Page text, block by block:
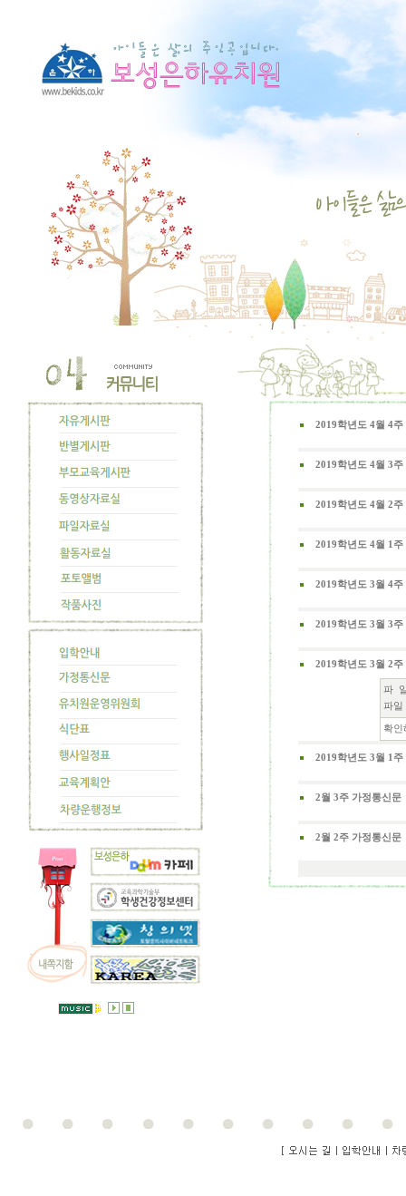
2019학년도 4월 4주
2019학년도 4월 3주
2019학년도 4월 2주
2019학년도 4월 1주
2019학년도 3월 4주
2019학년도 3월 3주
2019학년도 3월 2주
파
파일
확인
2019학년도 3월 1주
2월 3주 가정통신문
2월 2주 가정통신문